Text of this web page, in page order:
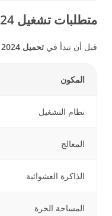
متطلبات تشغيل AutoCAD 2024
قبل أن تبدأ في تحميل AutoCAD 2024 للكمبيوتر
المكون
نظام التشغيل
المعالج
الذاكرة العشوائية
المساحة الحرة